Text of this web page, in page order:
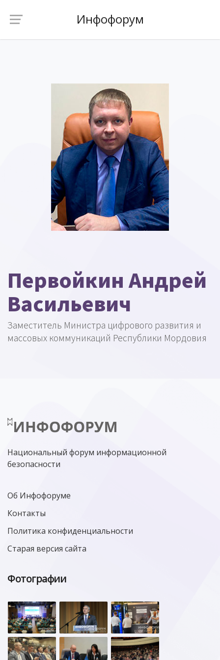
Инфофорум
Первойкин Андрей
Васильевич
Заместитель Министра цифрового развития и
массовых коммуникаций Республики Мордовия
Национальный форум информационной
безопасности
Об Инфофоруме
Контакты
Политика конфиденциальности
Старая версия сайта
Фотографии